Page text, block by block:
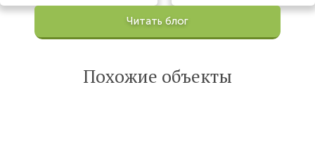
Просмотров:
Опубликована:
Читать блог
Похожие объекты